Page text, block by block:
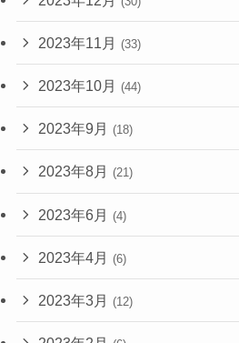
2023年11月 (33)
2023年10月 (44)
2023年9月 (18)
2023年8月 (21)
2023年6月 (4)
2023年4月 (6)
2023年3月 (12)